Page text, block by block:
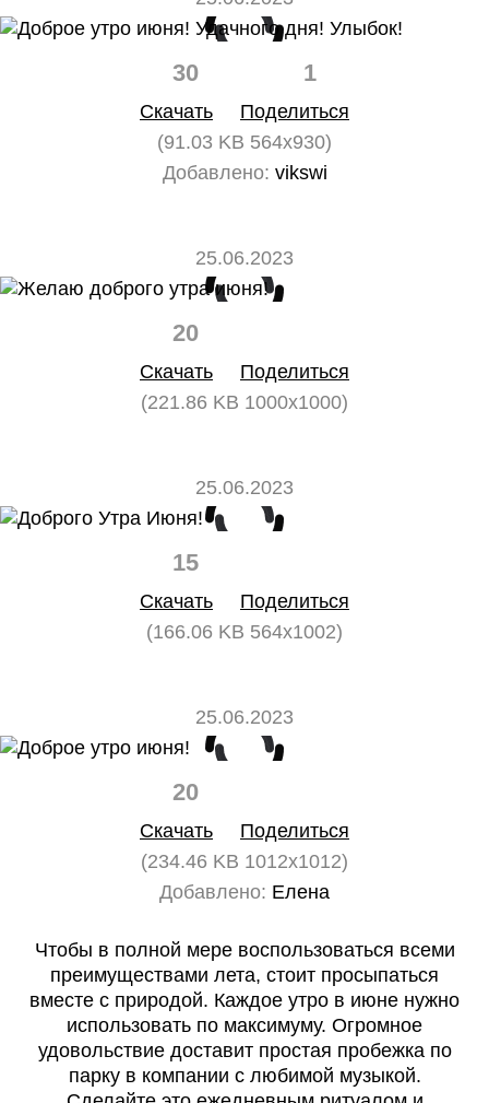
30 1
Скачать
Поделиться
(91.03 KB 564x930)
Добавлено: vikswi
25.06.2023
20
Скачать
Поделиться
(221.86 KB 1000x1000)
25.06.2023
15
Скачать
Поделиться
(166.06 KB 564x1002)
25.06.2023
20
Скачать
Поделиться
(234.46 KB 1012x1012)
Добавлено: Елена
Чтобы в полной мере воспользоваться всеми
преимуществами лета, стоит просыпаться
вместе с природой. Каждое утро в июне нужно
использовать по максимуму. Огромное
удовольствие доставит простая пробежка по
парку в компании с любимой музыкой.